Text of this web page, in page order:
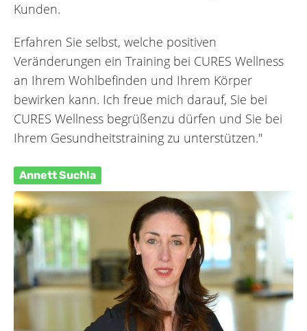
Kunden.
Erfahren Sie selbst, welche positiven
Veränderungen ein Training bei CURES Wellness
an Ihrem Wohlbefinden und Ihrem Körper
bewirken kann. Ich freue mich darauf, Sie bei
CURES Wellness begrüßenzu dürfen und Sie bei
Ihrem Gesundheitstraining zu unterstützen."
Annett Suchla